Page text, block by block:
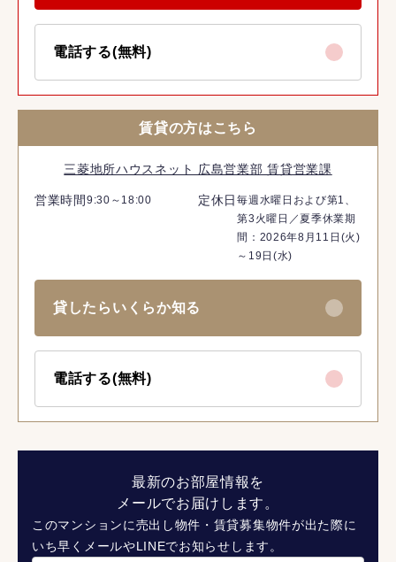
電話する(無料)
賃貸の方はこちら
三菱地所ハウスネット 広島営業部 賃貸営業課
営業時間 9:30～18:00 定休日毎週水曜日および第1、
第3火曜日／夏季休業期
間：2026年8月11日(火)
～19日(水)
貸したらいくらか知る
電話する(無料)
最新のお部屋情報を
メールでお届けします。
このマンションに売出し物件・賃貸募集物件が出た際に
いち早くメールやLINEでお知らせします。